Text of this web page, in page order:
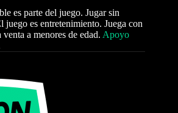
es parte del juego. Jugar sin
juego es entretenimiento. Juega con
a menores de edad. Apoyo